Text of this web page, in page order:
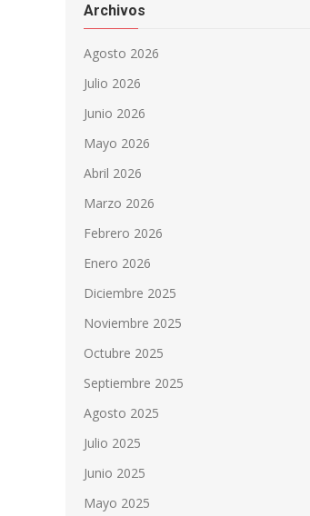
Archivos
Agosto 2026
Julio 2026
Junio 2026
Mayo 2026
Abril 2026
Marzo 2026
Febrero 2026
Enero 2026
Diciembre 2025
Noviembre 2025
Octubre 2025
Septiembre 2025
Agosto 2025
Julio 2025
Junio 2025
Mayo 2025